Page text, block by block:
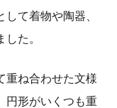
て着物や陶器、
た。
重ね合わせた文様
円形がいくつも重